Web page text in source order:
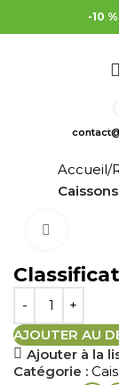
-10
Accueil
AJOUTER AU
Ajouter à la
Catégorie :